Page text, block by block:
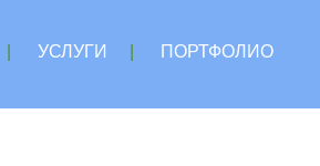
УСЛУГИ
ПОРТФОЛИО